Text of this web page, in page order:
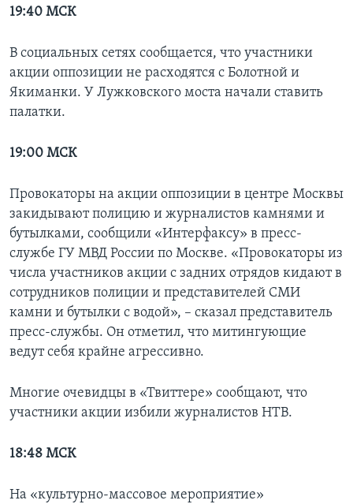
19:40 МСК
В социальных сетях сообщается, что участники
акции оппозиции не расходятся с Болотной и
Якиманки. У Лужковского моста начали ставить
палатки.
19:00 МСК
Провокаторы на акции оппозиции в центре Москвы
закидывают полицию и журналистов камнями и
бутылками, сообщили «Интерфаксу» в пресс-
службе ГУ МВД России по Москве. «Провокаторы из
числа участников акции с задних отрядов кидают в
сотрудников полиции и представителей СМИ
камни и бутылки с водой», – сказал представитель
пресс-службы. Он отметил, что митингующие
ведут себя крайне агрессивно.
Многие очевидцы в «Твиттере» сообщают, что
участники акции избили журналистов НТВ.
18:48 МСК
На «культурно-массовое мероприятие»